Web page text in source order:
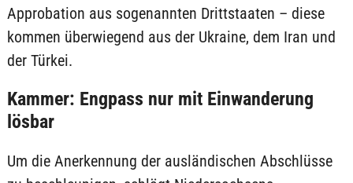
Approbation aus sogenannten Drittstaaten – diese
kommen überwiegend aus der Ukraine, dem Iran und
der Türkei.
Kammer: Engpass nur mit Einwanderung
lösbar
Um die Anerkennung der ausländischen Abschlüsse